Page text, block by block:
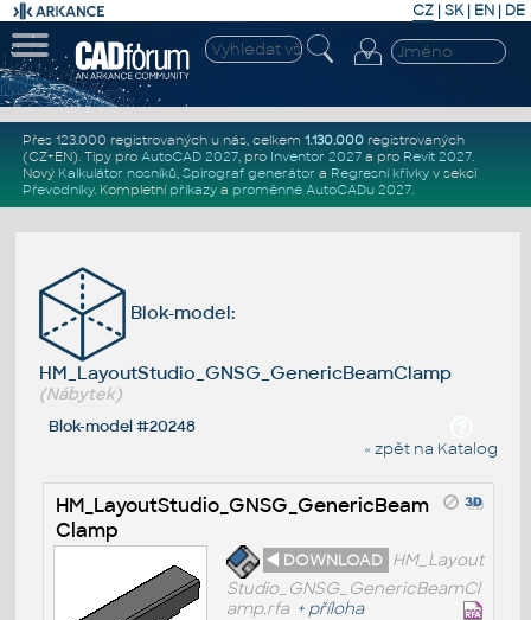
CZ | SK| EN | DE
Přes 123.000 registrovaných u nás, celkem 1.130.000registrovaných
(CZ+EN). Tipy pro AutoCAD 2027, pro Inventor 2027a pro Revit 2027.
Nový Kalkulátor nosníků, Spirograf generátor a Regresní křivkyv sekci
Převodníky. Kompletní příkazya proměnné AutoCADu 2027.
Blok-model:
HM_LayoutStudio_GNSG_GenericBeamClamp
(Nábytek)
Blok-model #20248
« zpět na Katalog
HM_LayoutStudio_GNSG_GenericBeam
Clamp
◄ DOWNLOAD HM_Layout
Studio_GNSG_GenericBeamCl
amp.rfa + příloha